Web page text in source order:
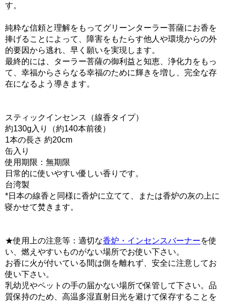
す。
純粋な信頼と理解をもってグリーンターラー菩薩にお香を
捧げることによって、障害をもたらす他人や環境からの外
的要因から逃れ、早く願いを実現します。
最終的には、ターラー菩薩の御利益と知恵、浄化力をもっ
て、幸福からさらなる幸福のために輝きを増し、完全な存
在になるよう導きます。
スティックインセンス（線香タイプ）
約130g入り（約140本前後）
1本の長さ 約20cm
缶入り
使用期限：無期限
日常的に使いやすい優しい香りです。
台湾製
*日本の線香と同様に香炉に立てて、または香炉の灰の上に
寝かせて焚きます。
★使用上の注意等：適切な香炉・インセンスバーナーを使
い、燃えやすいものがない場所でお使い下さい。
お香に火が付いている間は側を離れず、安全に注意してお
使い下さい。
乳幼児やペットの手の届かない場所で保管して下さい。品
質保持のため、高温多湿直射日光を避けて保存することを